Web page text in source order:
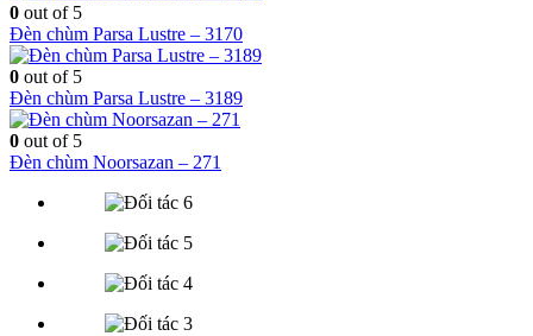
0 out of 5
Đèn chùm Parsa Lustre – 3170
0 out of 5
Đèn chùm Parsa Lustre – 3189
0 out of 5
Đèn chùm Noorsazan – 271